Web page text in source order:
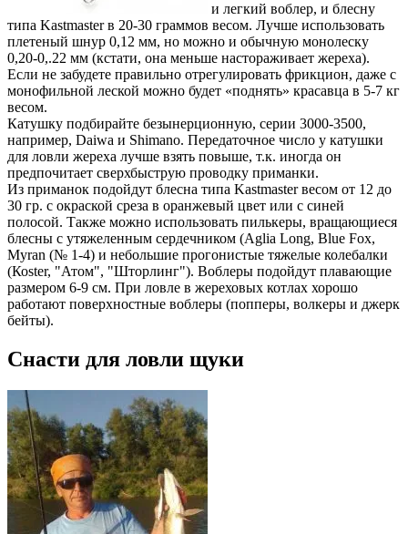
и легкий воблер, и блесну
типа Kastmaster в 20-30 граммов весом. Лучше использовать
плетеный шнур 0,12 мм, но можно и обычную монолеску
0,20-0,.22 мм (кстати, она меньше настораживает жереха).
Если не забудете правильно отрегулировать фрикцион, даже с
монофильной леской можно будет «поднять» красавца в 5-7 кг
весом.
Катушку подбирайте безынерционную, серии 3000-3500,
например, Daiwa и Shimano. Передаточное число у катушки
для ловли жереха лучше взять повыше, т.к. иногда он
предпочитает сверхбыструю проводку приманки.
Из приманок подойдут блесна типа Kastmaster весом от 12 до
30 гр. с окраской среза в оранжевый цвет или с синей
полосой. Также можно использовать пилькеры, вращающиеся
блесны с утяжеленным сердечником (Aglia Long, Blue Fox,
Myran (№ 1-4) и небольшие прогонистые тяжелые колебалки
(Коster, "Атом", "Шторлинг"). Воблеры подойдут плавающие
размером 6-9 см. При ловле в жереховых котлах хорошо
работают поверхностные воблеры (попперы, волкеры и джерк
бейты).
Снасти для ловли щуки